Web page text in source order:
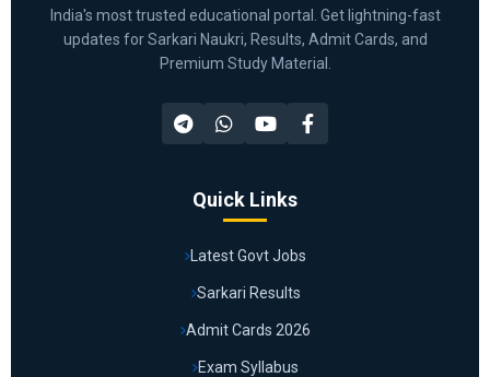
India's most trusted educational portal. Get lightning-fast
updates for Sarkari Naukri, Results, Admit Cards, and
Premium Study Material.
Quick Links
Latest Govt Jobs
Sarkari Results
Admit Cards 2026
Exam Syllabus